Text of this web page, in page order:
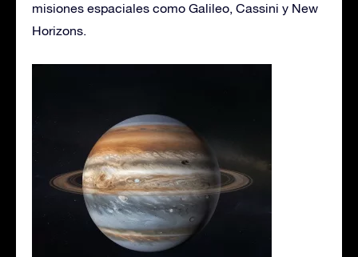
misiones espaciales como Galileo, Cassini y New
Horizons.